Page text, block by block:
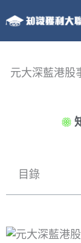
至
主
元大深藍港股
目錄